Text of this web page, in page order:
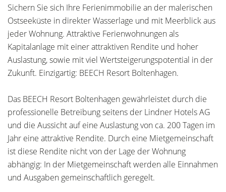
Sichern Sie sich Ihre Ferienimmobilie an der malerischen
Ostseeküste in direkter Wasserlage und mit Meerblick aus
jeder Wohnung. Attraktive Ferienwohnungen als
Kapitalanlage mit einer attraktiven Rendite und hoher
Auslastung, sowie mit viel Wertsteigerungspotential in der
Zukunft. Einzigartig: BEECH Resort Boltenhagen.
Das BEECH Resort Boltenhagen gewährleistet durch die
professionelle Betreibung seitens der Lindner Hotels AG
und die Aussicht auf eine Auslastung von ca. 200 Tagen im
Jahr eine attraktive Rendite. Durch eine Mietgemeinschaft
ist diese Rendite nicht von der Lage der Wohnung
abhängig: In der Mietgemeinschaft werden alle Einnahmen
und Ausgaben gemeinschaftlich geregelt.